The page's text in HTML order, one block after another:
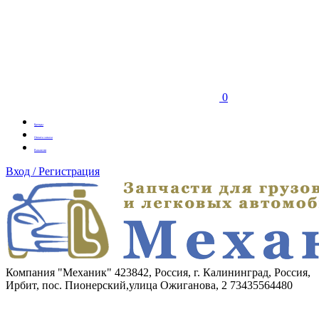
0
Бренды
Оплата заказа
Вакансии
Вход / Регистрация
Компания "Механик" 423842, Россия, г. Калининград, Россия,
Ирбит, пос. Пионерский,улица Ожиганова, 2 73435564480